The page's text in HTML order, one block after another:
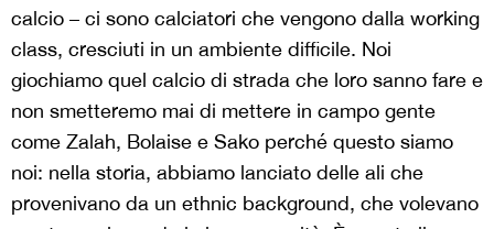
calcio – ci sono calciatori che vengono dalla working
class, cresciuti in un ambiente difficile. Noi
giochiamo quel calcio di strada che loro sanno fare e
non smetteremo mai di mettere in campo gente
come Zalah, Bolaise e Sako perché questo siamo
noi: nella storia, abbiamo lanciato delle ali che
provenivano da un ethnic background, che volevano